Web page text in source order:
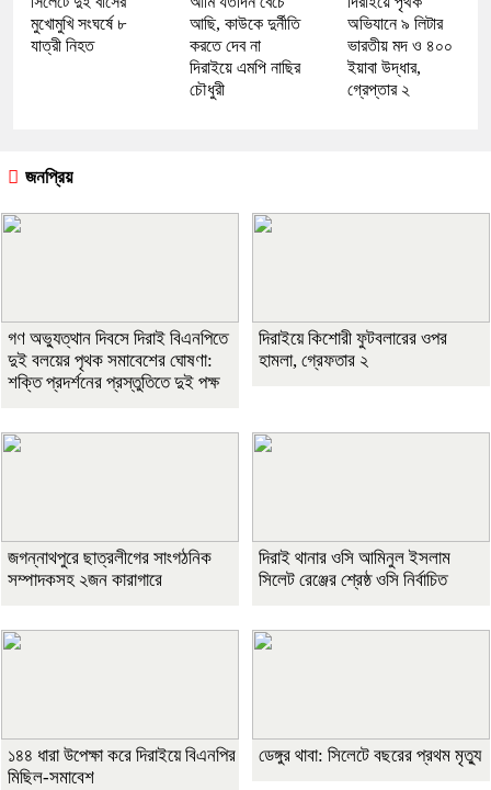
মুখোমুখি সংঘর্ষে ৮
যাত্রী নিহত
আছি, কাউকে দুর্নীতি
করতে দেব না
দিরাইয়ে এমপি নাছির
চৌধুরী
অভিযানে ৯ লিটার
ভারতীয় মদ ও ৪০০
ইয়াবা উদ্ধার,
গ্রেপ্তার ২
জনপ্রিয়
গণ অভ্যুত্থান দিবসে দিরাই বিএনপিতে
দুই বলয়ের পৃথক সমাবেশের ঘোষণা:
শক্তি প্রদর্শনের প্রস্তুতিতে দুই পক্ষ
দিরাইয়ে কিশোরী ফুটবলারের ওপর
হামলা, গ্রেফতার ২
জগন্নাথপুরে ছাত্রলীগের সাংগঠনিক
সম্পাদকসহ ২জন কারাগারে
দিরাই থানার ওসি আমিনুল ইসলাম
সিলেট রেঞ্জের শ্রেষ্ঠ ওসি নির্বাচিত
১৪৪ ধারা উপেক্ষা করে দিরাইয়ে বিএনপির
মিছিল-সমাবেশ
ডেঙ্গুর থাবা: সিলেটে বছরের প্রথম মৃত্যু